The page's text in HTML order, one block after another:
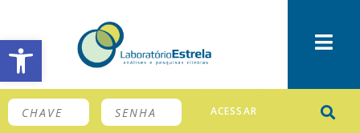
Barra de Ferramentas Aberta
ACESSAR